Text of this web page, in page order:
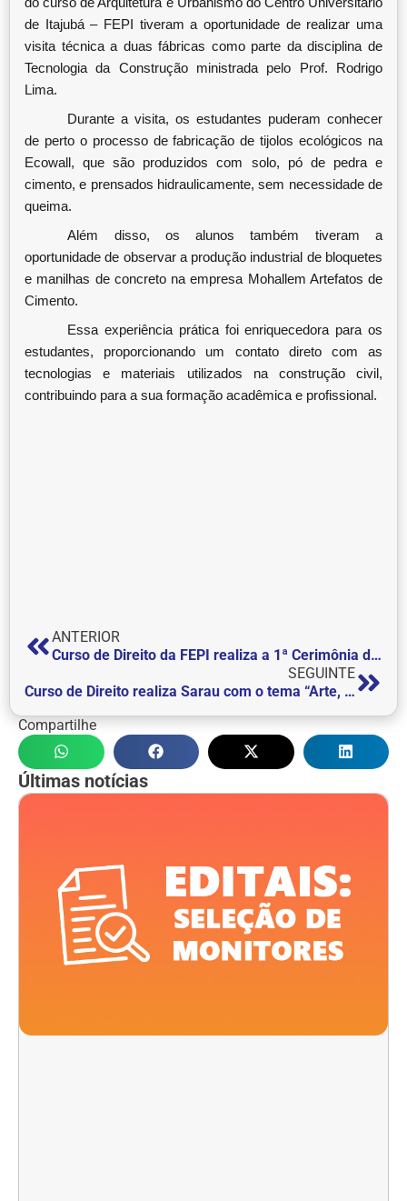
de Itajubá – FEPI tiveram a oportunidade de realizar uma
visita técnica a duas fábricas como parte da disciplina de
Tecnologia da Construção ministrada pelo Prof. Rodrigo
Lima.
Durante a visita, os estudantes puderam conhecer
de perto o processo de fabricação de tijolos ecológicos na
Ecowall, que são produzidos com solo, pó de pedra e
cimento, e prensados hidraulicamente, sem necessidade de
queima.
Além disso, os alunos também tiveram a
oportunidade de observar a produção industrial de bloquetes
e manilhas de concreto na empresa Mohallem Artefatos de
Cimento.
Essa experiência prática foi enriquecedora para os
estudantes, proporcionando um contato direto com as
tecnologias e materiais utilizados na construção civil,
contribuindo para a sua formação acadêmica e profissional.
ANTERIOR
Curso de Direito da FEPI realiza a 1ª Cerimônia da Beca
SEGUINTE
Curso de Direito realiza Sarau com o tema “Arte, cultura e sociedade”
Compartilhe
Últimas notícias